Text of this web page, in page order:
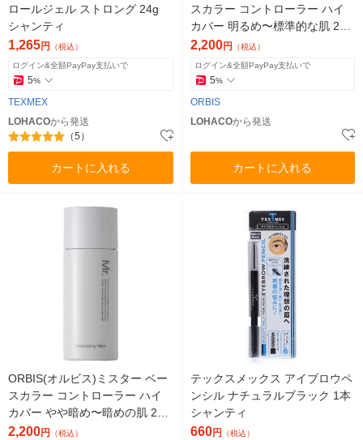
ロールジェル ストロング 24g
シャンティ
1,265円 （税込）
ログイン&全額PayPay支払いで
5%
TEXMEX
LOHACOから発送
（5）
カートに入れる
スカラー コントローラー ハイ
カバー 明るめ〜標準的な肌 25
mL SPF25
2,200円 （税込）
ログイン&全額PayPay支払いで
5%
ORBIS
LOHACOから発送
カートに入れる
ORBIS(オルビス)ミスター ベー
スカラー コントローラー ハイ
カバー やや暗め〜暗めの肌 25
mL SPF25
2,200円 （税込）
テックスメックス アイブロウペ
ンシル ナチュラルブラック 1本
シャンティ
660円 （税込）